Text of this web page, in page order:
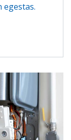
egestas.